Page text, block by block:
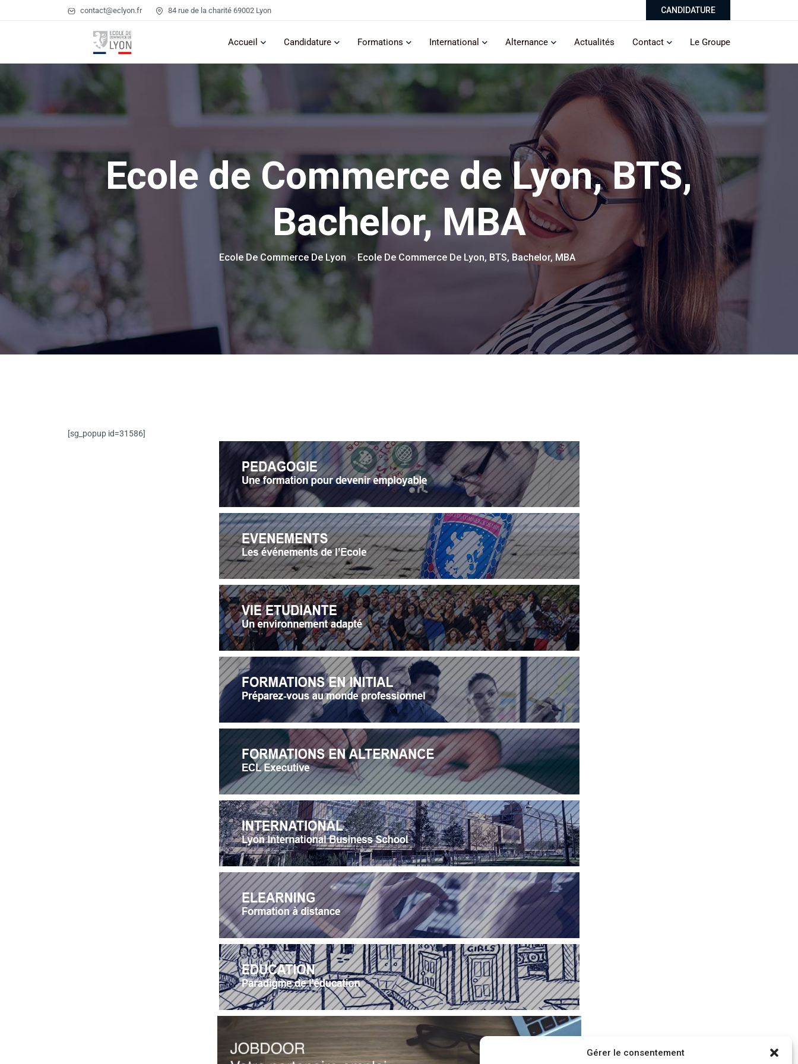
Gérer le consentement
contact@eclyon.fr 84 rue de la charité 69002 Lyon CANDIDATURE
Accueil Candidature Formations International Alternance Actualités Contact Le Groupe
Ecole de Commerce de Lyon, BTS,
Bachelor, MBA
Ecole De Commerce De Lyon > Ecole De Commerce De Lyon, BTS, Bachelor, MBA
[sg_popup id=31586]